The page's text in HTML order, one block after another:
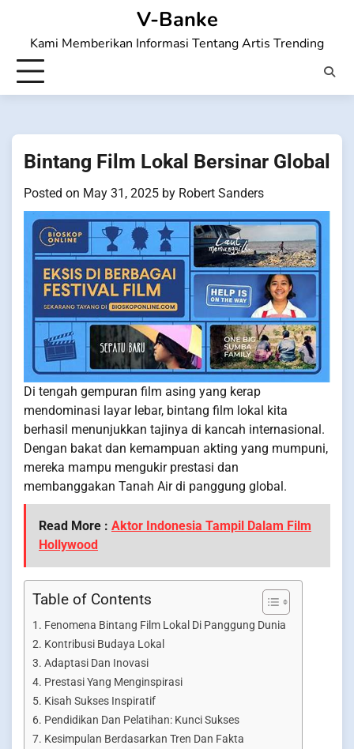
content
V-Banke
Kami Memberikan Informasi Tentang Artis Trending
Bintang Film Lokal Bersinar Global
Posted on May 31, 2025 by Robert Sanders
Di tengah gempuran film asing yang kerap
mendominasi layar lebar, bintang film lokal kita
berhasil menunjukkan tajinya di kancah internasional.
Dengan bakat dan kemampuan akting yang mumpuni,
mereka mampu mengukir prestasi dan
membanggakan Tanah Air di panggung global.
Read More : Aktor Indonesia Tampil Dalam Film
Hollywood
Table of Contents
Fenomena Bintang Film Lokal Di Panggung Dunia
Kontribusi Budaya Lokal
Adaptasi Dan Inovasi
Prestasi Yang Menginspirasi
Kisah Sukses Inspiratif
Pendidikan Dan Pelatihan: Kunci Sukses
Kesimpulan Berdasarkan Tren Dan Fakta